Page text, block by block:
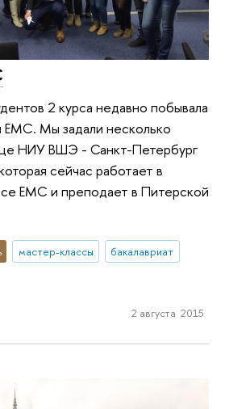
2 курса недавно побывала
EMC. Мы задали несколько
НИУ ВШЭ - Санкт-Петербург
сейчас работает в
EMC и преподает в Питерской
мастер-классы
бакалавриат
2 августа 2015